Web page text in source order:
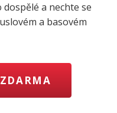
a nechte se
a basovém